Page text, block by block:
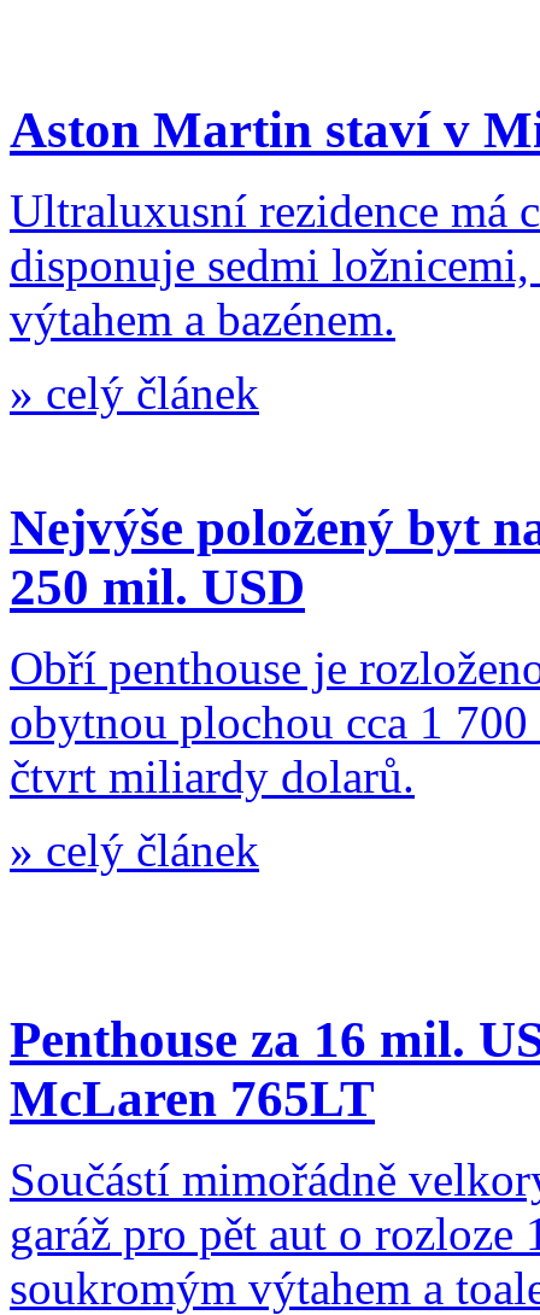
Aston Martin staví v
Ultraluxusní rezidence má
disponuje sedmi
výtahem a bazénem.
» celý článek
Nejvýše položený byt
250 mil. USD
Obří penthouse je
obytnou plochou cca 1
čtvrt miliardy dolarů.
» celý článek
Penthouse za 16 mil.
McLaren 765LT
Součástí mimořádně
garáž pro pět aut o rozloze
soukromým výtahem a